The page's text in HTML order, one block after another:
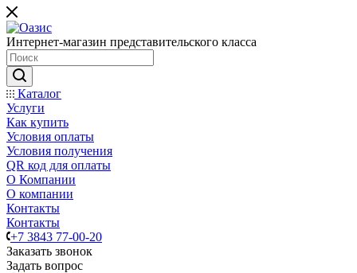
Интернет-магазин представительского класса
Каталог
Услуги
Как купить
Условия оплаты
Условия получения
QR код для оплаты
О Компании
О компании
Контакты
Контакты
+7 3843 77-00-20
Заказать звонок
Задать вопрос